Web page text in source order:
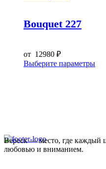
Bouquet 227
от 12980 ₽
Выберите параметры
Вереск — место, где каждый
любовью и вниманием.